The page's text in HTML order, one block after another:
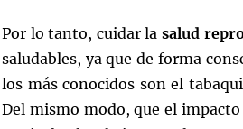
Por lo tanto, cuidar lasalud
saludables, ya que de forma
los más conocidos son el
Del mismo modo, que el